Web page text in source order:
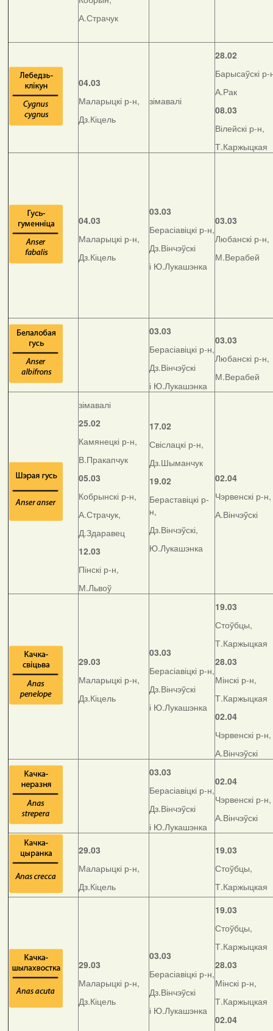
А.Страчук
04.03
Маларыцкі р-н,
Дз.Кіцель
зімавалі
28.02
Барысаўскі р-
А.Рак
08.03
Вілейскі р-н,
Т.Каржыцкая
04.03
Маларыцкі р-н,
Дз.Кіцель
03.03
Берасіавіцкі р-н,
Дз.Вінчэўскі
і Ю.Лукашэнка
03.03
Любанскі р-н,
М.Верабей
03.03
Берасіавіцкі р-н,
Дз.Вінчэўскі
і Ю.Лукашэнка
03.03
Любанскі р-н,
М.Верабей
зімавалі
25.02
Камянецкі р-н,
В.Пракапчук
05.03
Кобрынскі р-н,
А.Страчук,
Д.Здаравец
12.03
Пінскі р-н,
М.Львоў
17.02
Свіслацкі р-н,
Дз.Шыманчук
19.02
Бераставіцкі р-
н,
Дз.Вінчэўскі,
Ю.Лукашэнка
02.04
Чэрвенскі р-н,
А.Вінчэўскі
29.03
Маларыцкі р-н,
Дз.Кіцель
03.03
Берасіавіцкі р-н,
Дз.Вінчэўскі
і Ю.Лукашэнка
19.03
Стоўбцы,
Т.Каржыцкая
28.03
Мінскі р-н,
Т.Каржыцкая
02.04
Чэрвенскі р-н,
А.Вінчэўскі
03.03
Берасіавіцкі р-н,
Дз.Вінчэўскі
і Ю.Лукашэнка
02.04
Чэрвенскі р-н,
А.Вінчэўскі
29.03
Маларыцкі р-н,
Дз.Кіцель
19.03
Стоўбцы,
Т.Каржыцкая
29.03
Маларыцкі р-н,
Дз.Кіцель
03.03
Берасіавіцкі р-н,
Дз.Вінчэўскі
і Ю.Лукашэнка
19.03
Стоўбцы,
Т.Каржыцкая
28.03
Мінскі р-н,
Т.Каржыцкая
02.04